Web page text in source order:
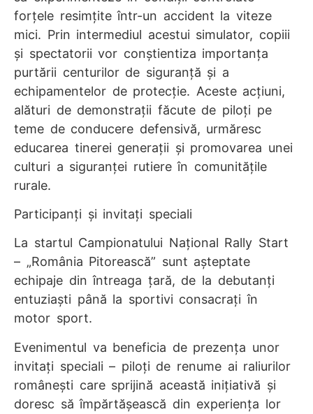
forțele resimțite într-un accident la viteze
mici. Prin intermediul acestui simulator, copiii
și spectatorii vor conștientiza importanța
purtării centurilor de siguranță și a
echipamentelor de protecție. Aceste acțiuni,
alături de demonstrații făcute de piloți pe
teme de conducere defensivă, urmăresc
educarea tinerei generații și promovarea unei
culturi a siguranței rutiere în comunitățile
rurale.
Participanți și invitați speciali
La startul Campionatului Național Rally Start
– „România Pitorească” sunt așteptate
echipaje din întreaga țară, de la debutanți
entuziaști până la sportivi consacrați în
motor sport.
Evenimentul va beneficia de prezența unor
invitați speciali – piloți de renume ai raliurilor
românești care sprijină această inițiativă și
doresc să împărtășească din experiența lor